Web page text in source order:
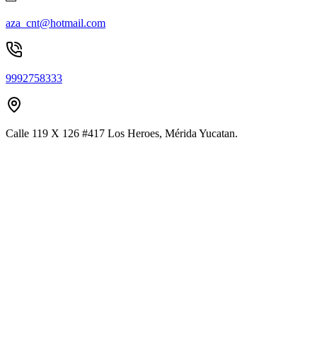
aza_cnt@hotmail.com
9992758333
Calle 119 X 126 #417 Los Heroes, Mérida Yucatan.